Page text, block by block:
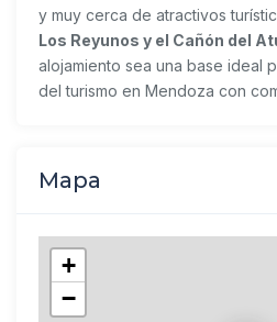
y muy cerca de atractivos
Los Reyunos y el Cañón del
alojamiento sea una base ideal
del turismo en Mendoza con
Mapa
+
−